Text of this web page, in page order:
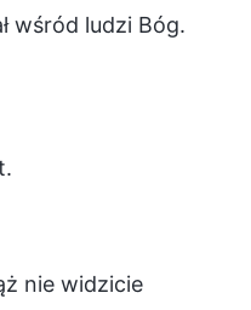
wśród ludzi Bóg.
nie widzicie